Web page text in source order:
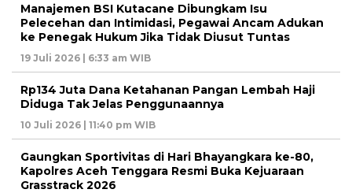
Manajemen BSI Kutacane Dibungkam Isu
Pelecehan dan Intimidasi, Pegawai Ancam Adukan
ke Penegak Hukum Jika Tidak Diusut Tuntas
19 Juli 2026 | 6:33 am WIB
Rp134 Juta Dana Ketahanan Pangan Lembah Haji
Diduga Tak Jelas Penggunaannya
10 Juli 2026 | 11:40 pm WIB
Gaungkan Sportivitas di Hari Bhayangkara ke-80,
Kapolres Aceh Tenggara Resmi Buka Kejuaraan
Grasstrack 2026